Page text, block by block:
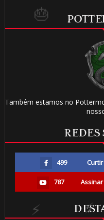
Também estamos no
REDES
499 Curtir
787 Assinar